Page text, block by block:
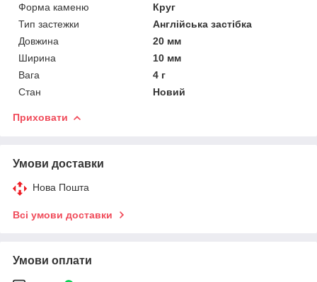
Форма каменю
Круг
Тип застежки
Англійська застібка
Довжина
20 мм
Ширина
10 мм
Вага
4 г
Стан
Новий
Приховати
Умови доставки
Нова Пошта
Всі умови доставки
Умови оплати